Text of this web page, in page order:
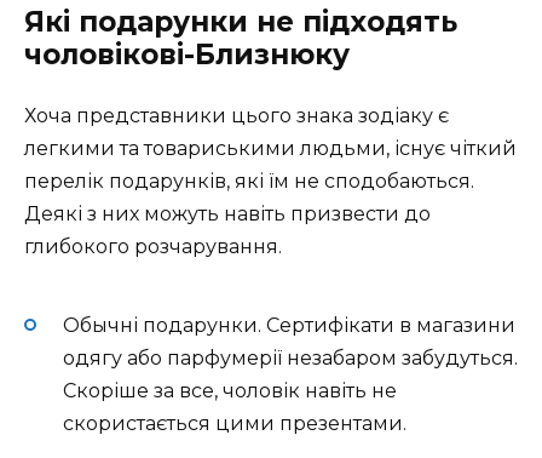
Які подарунки не підходять
чоловікові-Близнюку
Хоча представники цього знака зодіаку є
легкими та товариськими людьми, існує чіткий
перелік подарунків, які їм не сподобаються.
Деякі з них можуть навіть призвести до
глибокого розчарування.
Обычні подарунки. Сертифікати в магазини
одягу або парфумерії незабаром забудуться.
Скоріше за все, чоловік навіть не
скористається цими презентами.